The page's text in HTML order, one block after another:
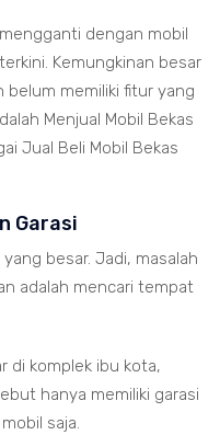
dengan mobil
Kemungkinan besar
belum memiliki fitur yang
Menjual Mobil Bekas
Jual Beli Mobil Bekas
Garasi
besar. Jadi, masalah
adalah mencari tempat
di komplek ibu kota,
hanya memiliki garasi
saja.